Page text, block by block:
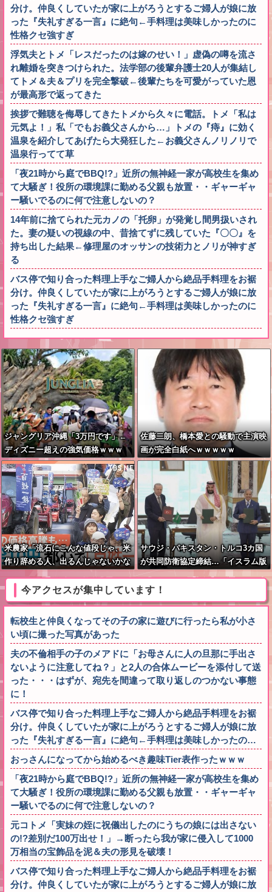
分け。仲良くしていたが家に上がろうとするご婦人が娘に放
った『失礼すぎる一言』に絶句←手料理は美味しかったのに
性格クセ強すぎ
浮気夫とトメ「レスだったのは嫁のせい！」虚偽の噂を流さ
れ離婚を突きつけられた。法学部の後輩弁護士20人が集結し
てトメ＆夫＆プリを完全撃破←後輩たちを可愛がっていた恩
が最高形で返ってきた
挨拶で難聴を侮辱してきたトメから久々に電話。トメ「私は
元気よ！」私「でもお義父さんから…」トメの『痔』に効く
温泉を紹介してあげたら大発狂した←お義父さんノリノリで
温泉行ってて草
「夜21時から庭でBBQ!?」近所の無神経一家が高校生を集め
て大騒ぎ！役所の環境課に勤める父親も放置・・ギャーギャ
ー騒いでるのに何で注意しないの？
14年前に捨てられた元カノの「托卵」が発覚し間男扱いされ
た。妻の疑いの視線の中、昔捨てずに残していた『〇〇』を
持ち出した結果←修理屋のオッサンの技術力とノリが神すぎ
る
バス停で知り合った料理上手なご婦人から絶品手料理をお裾
分け。仲良くしていたが家に上がろうとするご婦人が娘に放
った『失礼すぎる一言』に絶句←手料理は美味しかったのに
性格クセ強すぎ
ジャングリア沖縄「3万円です」←
ディズニー超えの強気価格ｗｗｗ
佐藤二朗、橋本愛との騒動で主演映
画が完全白紙へｗｗｗｗｗ
米農家「流石にこんな値段じゃ、米
作り辞める人、出るんじゃないかな
サウジ・パキスタン・トルコ3カ国
が共同防衛協定締結…「イスラム版
NATO」指摘も！
今アクセスが集中しています！
転校生と仲良くなってその子の家に遊びに行ったら私が小さ
い頃に撮った写真があった
夫の不倫相手の子のメアドに「お母さんに人の旦那に手出さ
ないように注意してね？」と2人の合体ムービーを添付して送
った・・・はずが、宛先を間違って取り返しのつかない事態
に！
バス停で知り合った料理上手なご婦人から絶品手料理をお裾
分け。仲良くしていたが家に上がろうとするご婦人が娘に放
った『失礼すぎる一言』に絶句←手料理は美味しかったの…
おっさんになってから始めるべき趣味Tier表作ったｗｗｗ
「夜21時から庭でBBQ!?」近所の無神経一家が高校生を集め
て大騒ぎ！役所の環境課に勤める父親も放置・・ギャーギャ
ー騒いでるのに何で注意しないの？
元コトメ「実妹の姪に祝儀出したのにうちの娘には出さない
の!?差別だ100万出せ！」→断ったら我が家に侵入して1000
万相当の宝飾品を泥＆夫の形見を破壊！
バス停で知り合った料理上手なご婦人から絶品手料理をお裾
分け。仲良くしていたが家に上がろうとするご婦人が娘に放